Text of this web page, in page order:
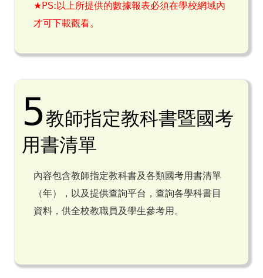
★PS:以上所提供的數據報表必須在學校網域內
才可下載觀看。
5教師指定教科書暨國考
用書清單
內容包含教師指定教科書及各類國考用書清單
（年），以及提供查詢平台，查詢各學科書目
資料，供全校教職員及學生參考用。